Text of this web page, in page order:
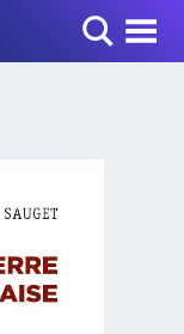
Toggle Menu